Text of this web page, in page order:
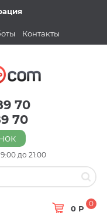
Контакты
70
70
до 21:00
0 Р
0